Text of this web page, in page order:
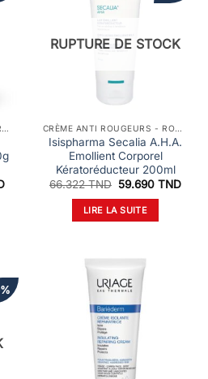
SOINS HYDRATANTS ET NOURRISSANTS
Le
RUPTURE DE STOCK
CRÈME ANTI ROUGEURS - ROSACÉE ET COUPEROSE
Isispharma Secalia A.H.A.
Emollient Corporel
Kératoréducteur 200ml
66.322TND Le
initial
était :
66.322 TND.
59.690TNDLe
LIRE LA SUITE